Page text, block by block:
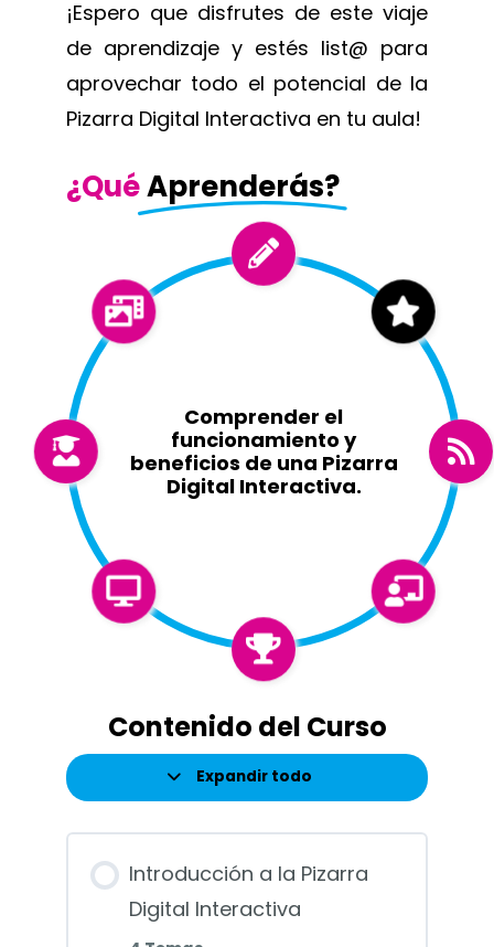
¡Espero que disfrutes de este viaje
de aprendizaje y estés list@ para
aprovechar todo el potencial de la
Pizarra Digital Interactiva en tu aula!
¿QuéAprenderás?
Comprender el
funcionamiento y
beneficios de una Pizarra
Digital Interactiva.
Contenido del Curso
Expandir todo
Lecciones
Introducción a la Pizarra
Digital Interactiva